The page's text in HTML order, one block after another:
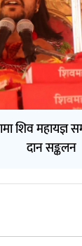
शिव महायज्ञ
दान सङ्कलन